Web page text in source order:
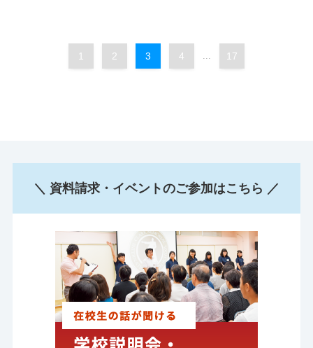
1 2 3 4 ... 17
＼ 資料請求・イベントのご参加はこちら ／